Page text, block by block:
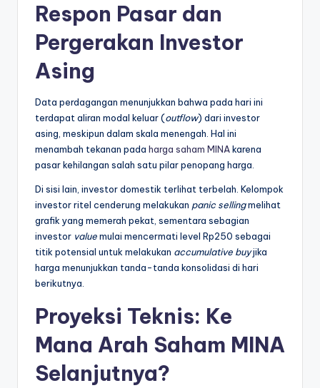
Respon Pasar dan
Pergerakan Investor
Asing
Data perdagangan menunjukkan bahwa pada hari ini
terdapat aliran modal keluar (outflow) dari investor
asing, meskipun dalam skala menengah. Hal ini
menambah tekanan pada harga saham MINAkarena
pasar kehilangan salah satu pilar penopang harga.
Di sisi lain, investor domestik terlihat terbelah. Kelompok
investor ritel cenderung melakukan panic sellingmelihat
grafik yang memerah pekat, sementara sebagian
investor valuemulai mencermati level Rp250 sebagai
titik potensial untuk melakukan accumulative buyjika
harga menunjukkan tanda-tanda konsolidasi di hari
berikutnya.
Proyeksi Teknis: Ke
Mana Arah Saham MINA
Selanjutnya?